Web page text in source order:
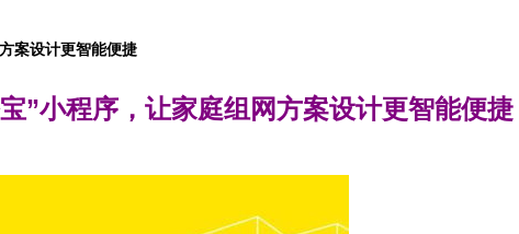
案设计更智能便捷
”小程序，让家庭组网方案设计更智能便捷